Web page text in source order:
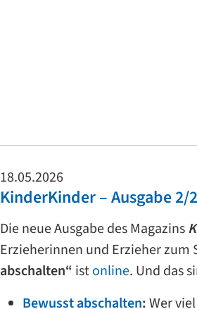
18.05.2026
KinderKinder – Ausgabe 2/
Die neue Ausgabe des Magazins
Erzieherinnen und Erzieher zum
abschalten“ istonline. Und das
Bewusst abschalten:Wer